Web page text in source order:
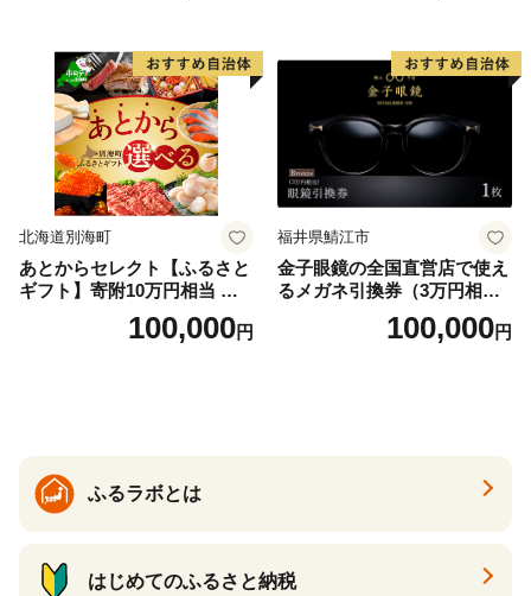
北海道別海町
あとからセレクト【ふるさと
ギフト】寄附10万円相当 あ
とから選べる！ ギフト いく
ら ほたて 海鮮 牛肉 別海町
ギフト ふるさと納税 ）
100,000円
福井県鯖江市
金子眼鏡の全国直営店で使え
るメガネ引換券（3万円相
100,000円
ふるラボとは
はじめてのふるさと納税